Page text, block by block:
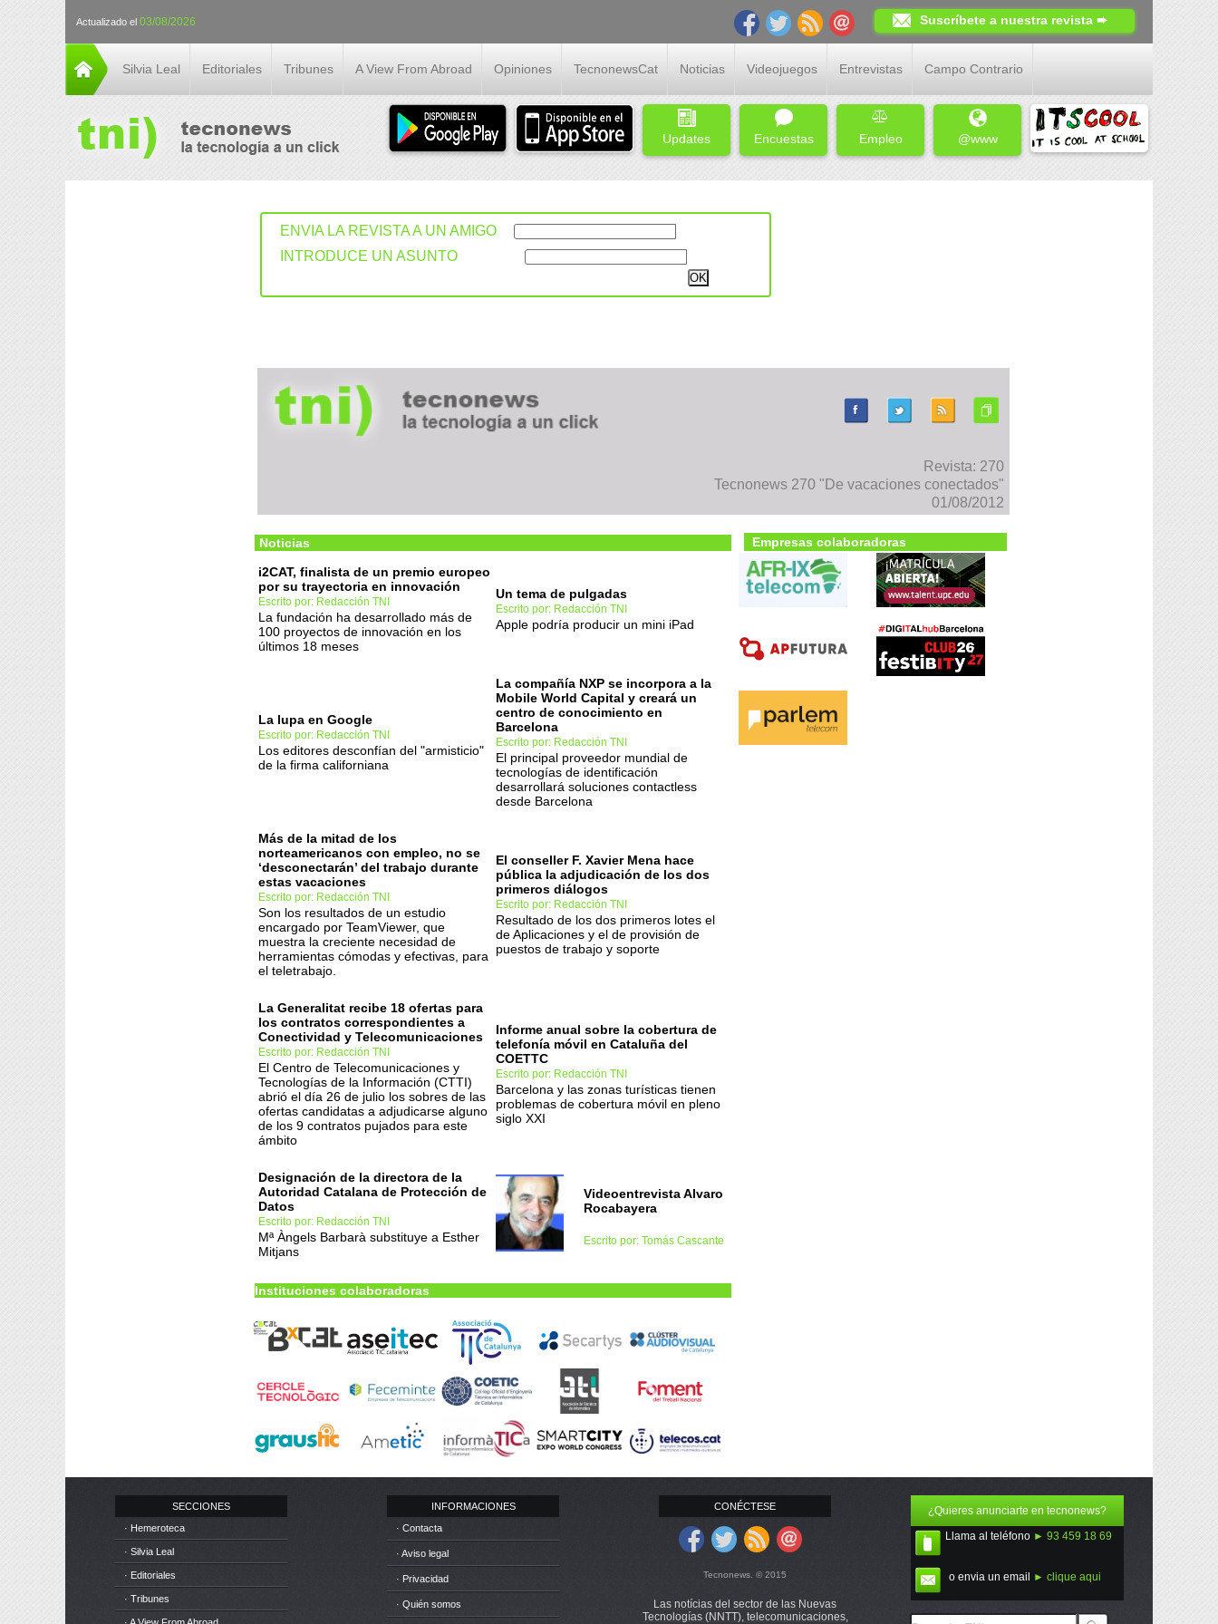
Actualizado el 03/08/2026 Suscríbete a nuestra revista ➨
Silvia Leal Editoriales Tribunes A View From Abroad Opiniones TecnonewsCat Noticias Videojuegos Entrevistas Campo Contrario
Updates Encuestas Empleo @www
ENVIA LA REVISTA A UN AMIGO
INTRODUCE UN ASUNTO
Revista: 270
Tecnonews 270 "De vacaciones conectados"
01/08/2012
Noticias
i2CAT, finalista de un premio europeo
por su trayectoria en innovación
Escrito por: Redacción TNI
La fundación ha desarrollado más de
100 proyectos de innovación en los
últimos 18 meses
Un tema de pulgadas
Escrito por: Redacción TNI
Apple podría producir un mini iPad
La lupa en Google
Escrito por: Redacción TNI
Los editores desconfían del "armisticio"
de la firma californiana
La compañía NXP se incorpora a la
Mobile World Capital y creará un
centro de conocimiento en
Barcelona
Escrito por: Redacción TNI
El principal proveedor mundial de
tecnologías de identificación
desarrollará soluciones contactless
desde Barcelona
Más de la mitad de los
norteamericanos con empleo, no se
‘desconectarán’ del trabajo durante
estas vacaciones
Escrito por: Redacción TNI
Son los resultados de un estudio
encargado por TeamViewer, que
muestra la creciente necesidad de
herramientas cómodas y efectivas, para
el teletrabajo.
El conseller F. Xavier Mena hace
pública la adjudicación de los dos
primeros diálogos
Escrito por: Redacción TNI
Resultado de los dos primeros lotes el
de Aplicaciones y el de provisión de
puestos de trabajo y soporte
La Generalitat recibe 18 ofertas para
los contratos correspondientes a
Conectividad y Telecomunicaciones
Escrito por: Redacción TNI
El Centro de Telecomunicaciones y
Tecnologías de la Información (CTTI)
abrió el día 26 de julio los sobres de las
ofertas candidatas a adjudicarse alguno
de los 9 contratos pujados para este
ámbito
Informe anual sobre la cobertura de
telefonía móvil en Cataluña del
COETTC
Escrito por: Redacción TNI
Barcelona y las zonas turísticas tienen
problemas de cobertura móvil en pleno
siglo XXI
Designación de la directora de la
Autoridad Catalana de Protección de
Datos
Escrito por: Redacción TNI
Mª Àngels Barbarà substituye a Esther
Mitjans
Videoentrevista Alvaro
Rocabayera
Escrito por: Tomás Cascante
Instituciones colaboradoras
Empresas colaboradoras
SECCIONES
· Hemeroteca
· Silvia Leal
· Editoriales
· Tribunes
INFORMACIONES
· Contacta
· Aviso legal
· Privacidad
· Quién somos
CONÉCTESE
Tecnonews. © 2015
Las notícias del sector de las Nuevas
Tecnologías (NNTT), telecomunicaciones,
¿Quieres anunciarte en tecnonews?
Llama al teléfono ► 93 459 18 69
o envia un email ► clique aqui